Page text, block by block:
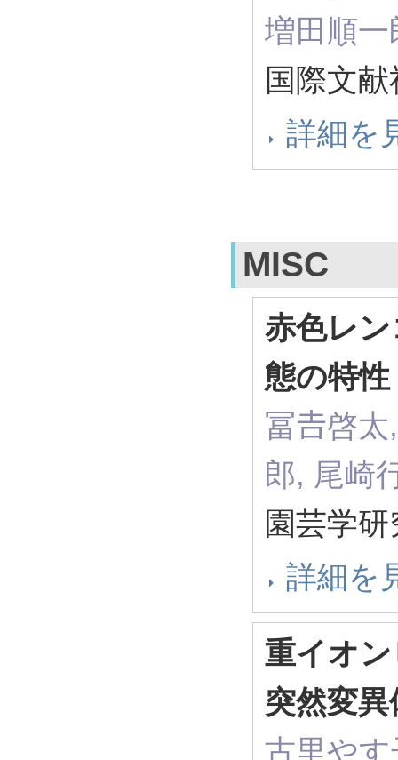
増田順一
国際文
詳細を
MISC
赤色レン
態の特性
冨𠮷啓
郎, 尾崎
園芸学
詳細を
重イオ
突然変
古里や